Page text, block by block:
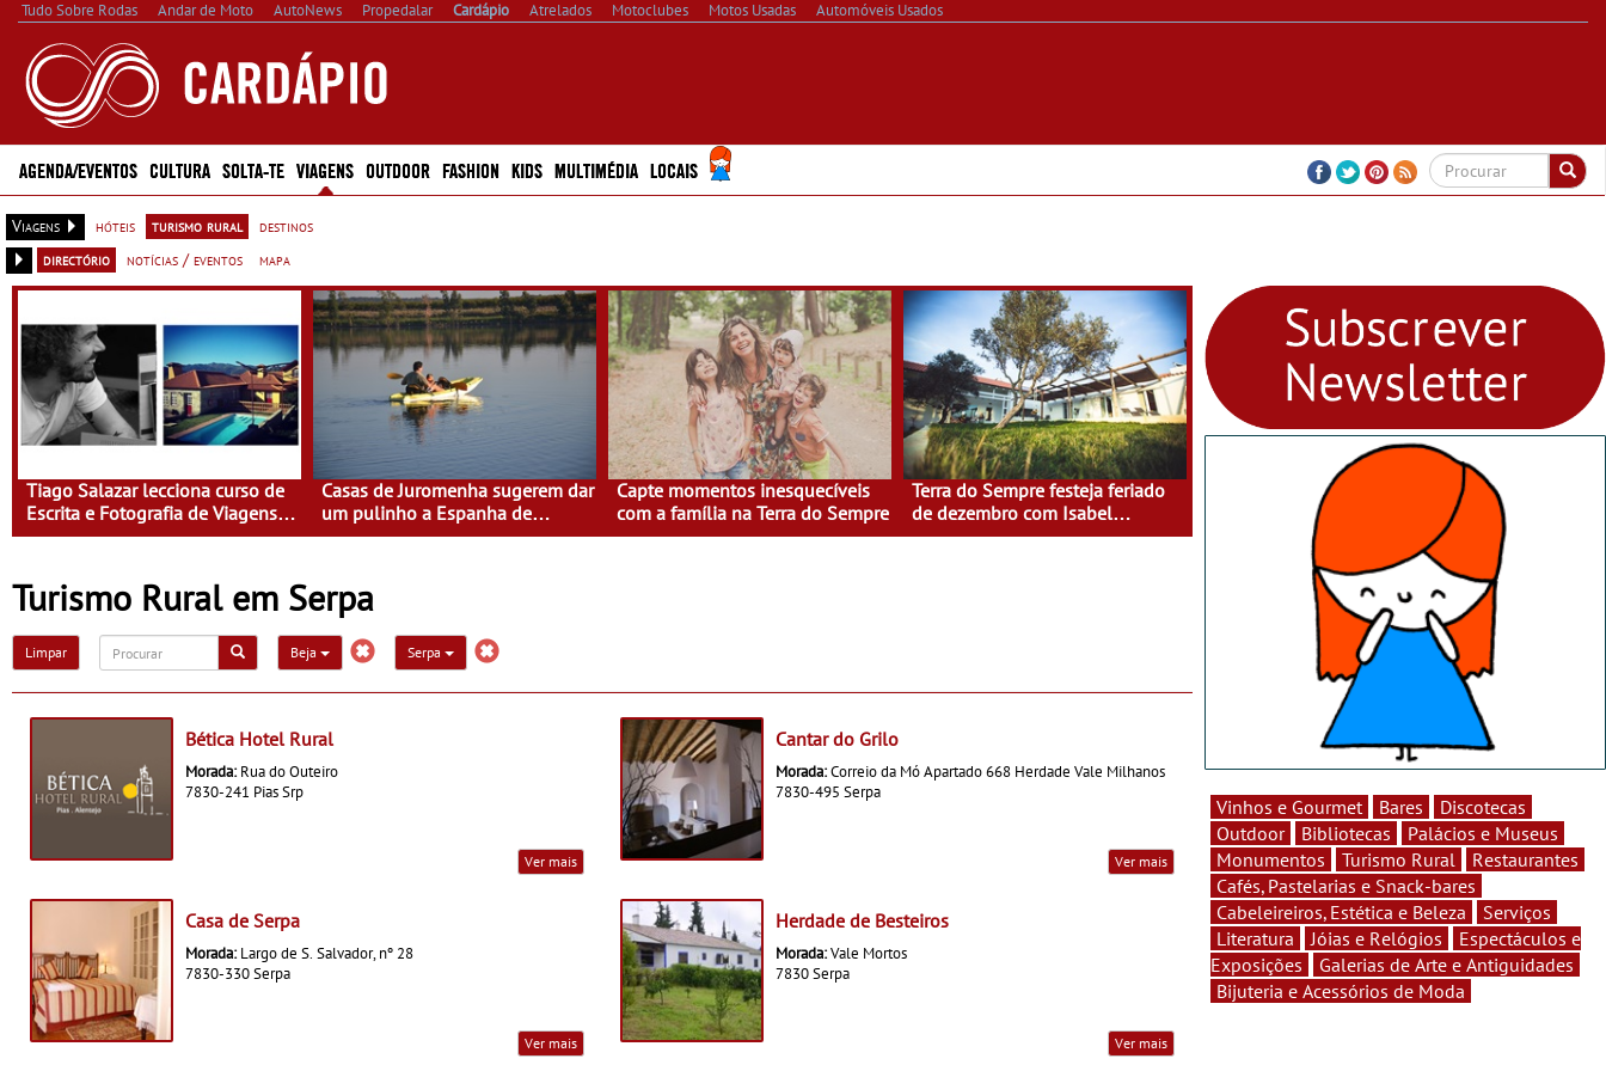
Tudo Sobre Rodas Andar de Moto AutoNews Propedalar Cardápio Atrelados Motoclubes Motos Usadas Automóveis Usados
AGENDA/EVENTOS CULTURA SOLTA-TE VIAGENS OUTDOOR FASHION KIDS MULTIMÉDIA LOCAIS
Viagens hóteis turismo rural
destinos
directório
notícias / eventos mapa
Tiago Salazar lecciona curso de
Escrita e Fotografia de Viagens
na Casa do Eido – Gerês
Casas de Juromenha sugerem dar
um pulinho a Espanha de
caiaque
Capte momentos inesquecíveis
com a família na Terra do Sempre
Terra do Sempre festeja feriado
de dezembro com Isabel
Saldanha
Turismo Rural em Serpa
Limpar Beja Serpa
Bética Hotel Rural
Morada: Rua do Outeiro
7830-241 Pias Srp
Ver mais
Cantar do Grilo
Morada:Correio da Mó Apartado 668 Herdade Vale Milhanos
7830-495 Serpa
Ver mais
Casa de Serpa
Morada: Largo de S. Salvador, nº 28
7830-330 Serpa
Ver mais
Herdade de Besteiros
Morada:Vale Mortos
7830 Serpa
Ver mais
Vinhos e Gourmet Bares
Discotecas
Outdoor
Bibliotecas
Palácios e Museus
Monumentos
Turismo Rural
Restaurantes
Cafés, Pastelarias e Snack-bares
Cabeleireiros, Estética e Beleza
Serviços
Literatura
Jóias e Relógios
Espectáculos e
Exposições
Galerias de Arte e Antiguidades
Bijuteria e Acessórios de Moda